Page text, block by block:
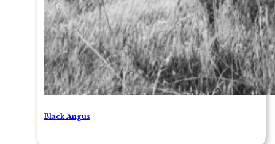
Black Angus